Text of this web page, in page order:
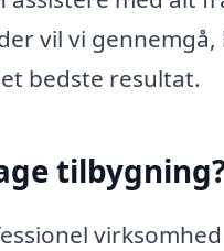
vil vi gennemgå,
bedste resultat.